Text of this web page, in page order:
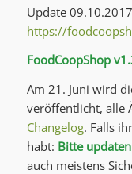
Update
https://
FoodCoopShop
Am 21. Juni wird
veröffentlicht, alle
Changelog. Falls
habt: Bitte
auch meistens